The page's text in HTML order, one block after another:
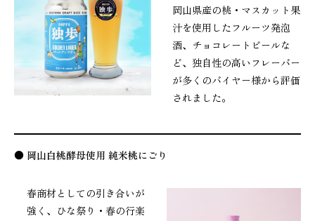
岡山県産の桃・マスカット果
汁を使用したフルーツ発泡
酒、チョコレートビールな
ど、独自性の高いフレーバー
が多くのバイヤー様から評価
されました。
● 岡山白桃酵母使用 純米桃にごり
春商材としての引き合いが
強く、ひな祭り・春の行楽